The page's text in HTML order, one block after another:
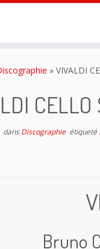
» VIVALDI
CELLO
dansDiscographie étiqueté
Bruno